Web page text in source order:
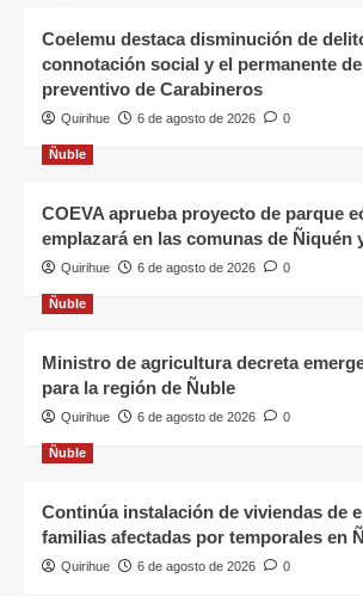
Coelemu destaca disminución de
connotación social y el permanente
preventivo de Carabineros
Quirihue 6 de agosto de 2026 0
Ñuble
COEVA aprueba proyecto de parque
emplazará en las comunas de Ñiquén
Quirihue 6 de agosto de 2026 0
Ñuble
Ministro de agricultura decreta
para la región de Ñuble
Quirihue 6 de agosto de 2026 0
Ñuble
Continúa instalación de viviendas de
familias afectadas por temporales en
Quirihue 6 de agosto de 2026 0